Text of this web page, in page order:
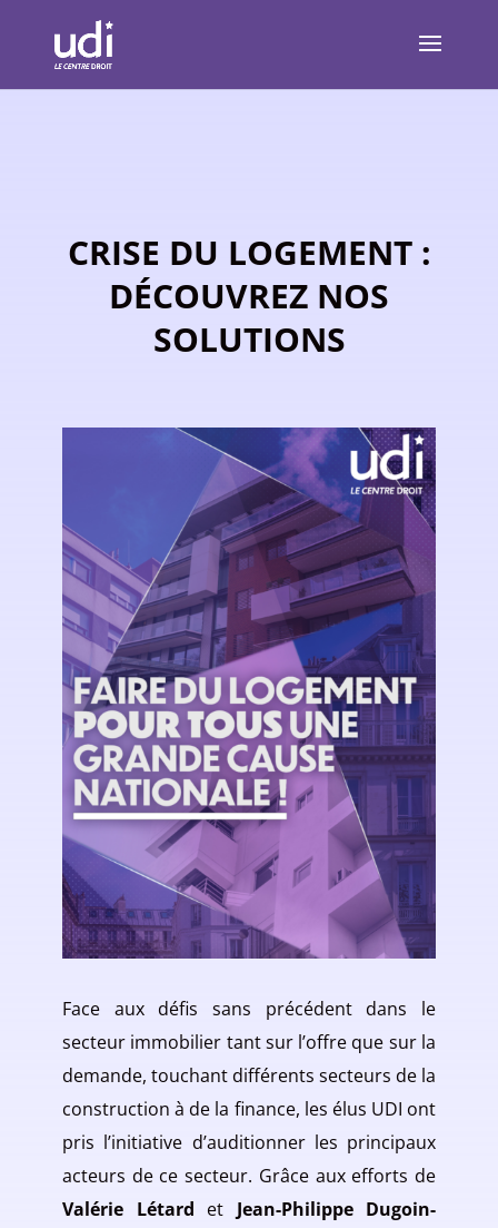
CRISE DU LOGEMENT :
DÉCOUVREZ NOS
SOLUTIONS
Face aux défis sans précédent dans le
secteur immobilier tant sur l’offre que sur la
demande, touchant différents secteurs de la
construction à de la finance, les élus UDI ont
pris l’initiative d’auditionner les principaux
acteurs de ce secteur. Grâce aux efforts de
Valérie Létard et Jean-Philippe Dugoin-